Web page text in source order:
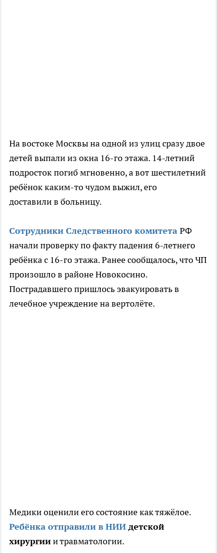
На востоке Москвы на одной из улиц сразу двое
детей выпали из окна 16-го этажа. 14-летний
подросток погиб мгновенно, а вот шестилетний
ребёноккаким-то чудом выжил, его
доставили в больницу.
Сотрудники Следственного комитета РФ
начали проверку по факту падения 6-летнего
ребёнка с 16-го этажа. Ранее сообщалось, что ЧП
произошло в районе Новокосино.
Пострадавшего пришлось эвакуировать в
лечебное учреждение на вертолёте.
Медики оценили его состояние как тяжёлое.
Ребёнка отправили в НИИ детской
хирургиии травматологии.